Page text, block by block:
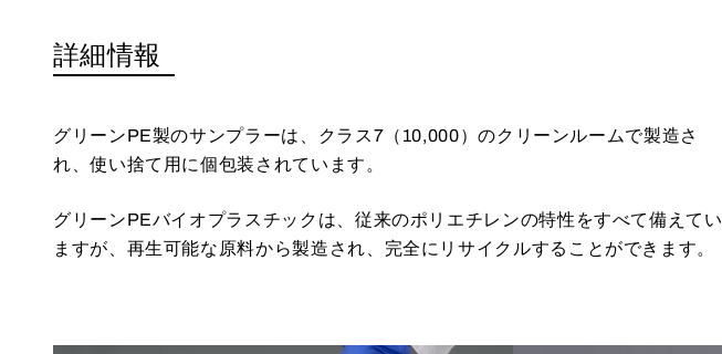
詳細情報
グリーンPE製のサンプラーは、クラス7（10,000）のクリーンルームで製造さ
れ、使い捨て用に個包装されています。
グリーンPEバイオプラスチックは、従来のポリエチレンの特性をすべて備えてい
ますが、再生可能な原料から製造され、完全にリサイクルすることができます。